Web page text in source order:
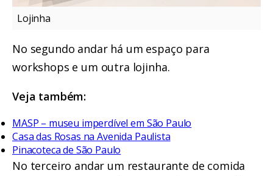
Lojinha
No segundo andar há um espaço para
workshops e um outra lojinha.
Veja também:
MASP – museu imperdível em São Paulo
Casa das Rosas na Avenida Paulista
Pinacoteca de São Paulo
No terceiro andar um restaurante de comida